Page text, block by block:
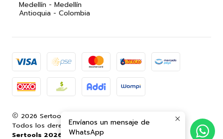
Medellín - Medellín
Antioquia - Colombia
2026 Sertools.
Todos los derechos reservados.Desarrollado por
Sertools 2026.
Envíanos un mensaje de
WhatsApp